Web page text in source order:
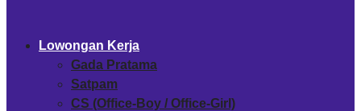
Lowongan Kerja
Gada Pratama
Satpam
CS (Office-Boy / Office-Girl)